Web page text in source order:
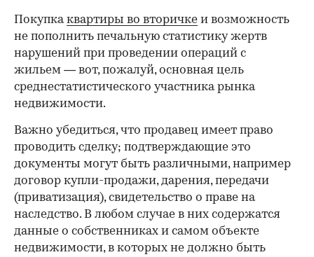
Покупкаквартиры во вторичке и возможность
не пополнить печальную статистику жертв
нарушений при проведении операций с
жильем — вот, пожалуй, основная цель
среднестатистического участника рынка
недвижимости.
Важно убедиться, что продавец имеет право
проводить сделку; подтверждающие это
документы могут быть различными, например
договор купли-продажи, дарения, передачи
(приватизация), свидетельство о праве на
наследство. В любом случае в них содержатся
данные о собственниках и самом объекте
недвижимости, в которых не должно быть